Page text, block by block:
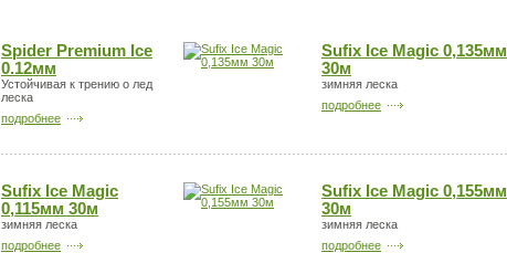
Spider Premium Ice
0.12мм
Устойчивая к трению о лед
леска
подробнее
Sufix Ice Magic 0,135мм
30м
зимняя леска
подробнее
Sufix Ice Magic
0,115мм 30м
зимняя леска
подробнее
Sufix Ice Magic 0,155мм
30м
зимняя леска
подробнее